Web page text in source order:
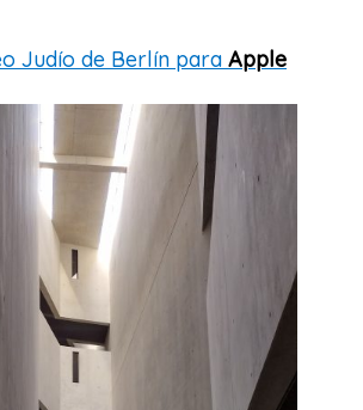
Judío de Berlín para Apple